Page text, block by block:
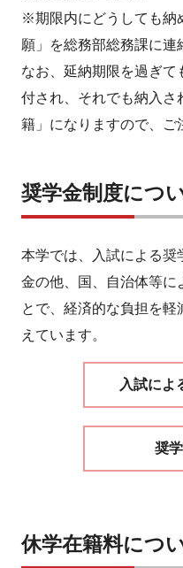
※期限内にどうしても納
願」を総務部総務課に連
なお、延納期限を過ぎて
付され、それでも納入さ
籍」になりますので、ご
奨学金制度につ
本学では、入試による奨
金の他、国、自治体等に
とで、経済的な負担を
えています。
入試によ
奨
休学在籍料につ